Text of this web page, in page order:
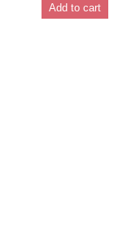
Add to cart